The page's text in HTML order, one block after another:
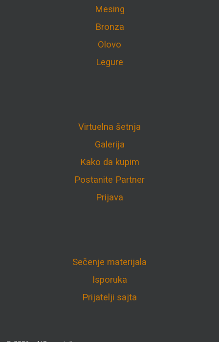
Mesing
Bronza
Olovo
Legure
Virtuelna šetnja
Galerija
Kako da kupim
Postanite Partner
Prijava
Sečenje materijala
Isporuka
Prijatelji sajta